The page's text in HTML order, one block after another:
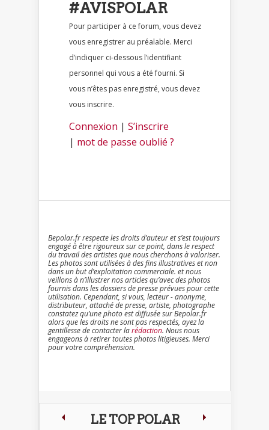
#AVISPOLAR
Pour participer à ce forum, vous devez
vous enregistrer au préalable. Merci
d’indiquer ci-dessous l’identifiant
personnel qui vous a été fourni. Si
vous n’êtes pas enregistré, vous devez
vous inscrire.
Connexion | S’inscrire
| mot de passe oublié ?
Bepolar.fr respecte les droits d’auteur et s’est toujours
engagé à être rigoureux sur ce point, dans le respect
du travail des artistes que nous cherchons à valoriser.
Les photos sont utilisées à des fins illustratives et non
dans un but d’exploitation commerciale. et nous
veillons à n’illustrer nos articles qu’avec des photos
fournis dans les dossiers de presse prévues pour cette
utilisation. Cependant, si vous, lecteur - anonyme,
distributeur, attaché de presse, artiste, photographe
constatez qu’une photo est diffusée sur Bepolar.fr
alors que les droits ne sont pas respectés, ayez la
gentillesse de contacter larédaction. Nous nous
engageons à retirer toutes photos litigieuses. Merci
pour votre compréhension.
LE TOP POLAR